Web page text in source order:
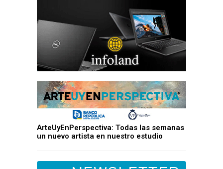
ArteUyEnPerspectiva: Todas las semanas
un nuevo artista en nuestro estudio